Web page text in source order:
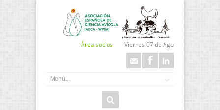
Área socios Viernes 07 de Ago